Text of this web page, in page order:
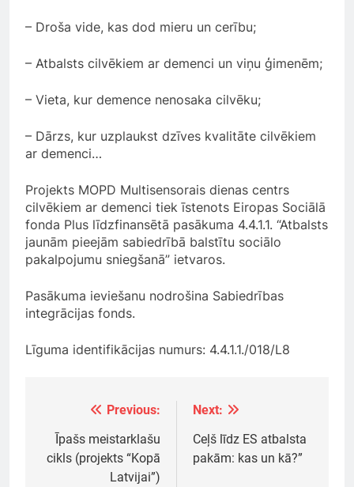
– Droša vide, kas dod mieru un cerību;
– Atbalsts cilvēkiem ar demenci un viņu ģimenēm;
– Vieta, kur demence nenosaka cilvēku;
– Dārzs, kur uzplaukst dzīves kvalitāte cilvēkiem
ar demenci…
Projekts MOPD Multisensorais dienas centrs
cilvēkiem ar demenci tiek īstenots Eiropas Sociālā
fonda Plus līdzfinansētā pasākuma 4.4.1.1. “Atbalsts
jaunām pieejām sabiedrībā balstītu sociālo
pakalpojumu sniegšanā” ietvaros.
Pasākuma ieviešanu nodrošina Sabiedrības
integrācijas fonds.
Līguma identifikācijas numurs: 4.4.1.1./018/L8
izvēlne
Previous:
Īpašs meistarklašu
cikls (projekts “Kopā
Latvijai”)
Next:
Ceļš līdz ES atbalsta
pakām: kas un kā?”